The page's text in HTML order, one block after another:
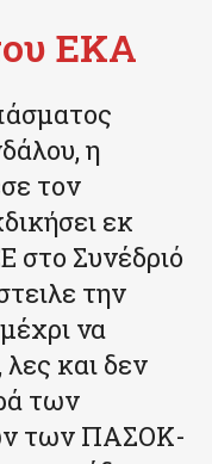
ΕΚΑ
η
τον
εκ
στο Συνέδριό
την
να
και δεν
των
των ΠΑΣΟΚ-